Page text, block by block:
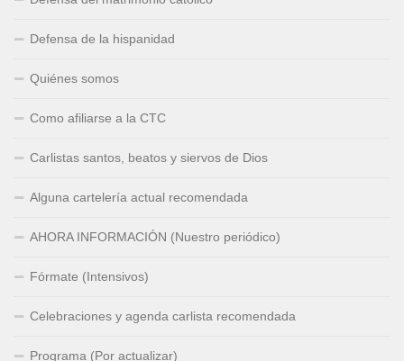
Defensa de la hispanidad
Quiénes somos
Como afiliarse a la CTC
Carlistas santos, beatos y siervos de Dios
Alguna cartelería actual recomendada
AHORA INFORMACIÓN (Nuestro periódico)
Fórmate (Intensivos)
Celebraciones y agenda carlista recomendada
Programa (Por actualizar)